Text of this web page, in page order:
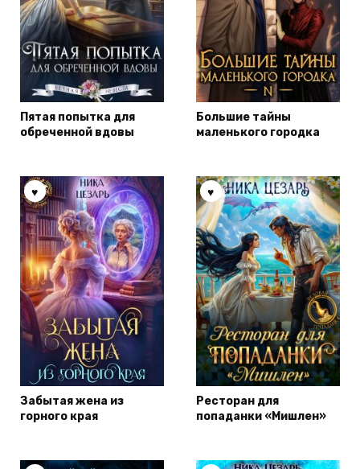
Пятая попытка для
обреченной вдовы
Большие тайны
маленького городка
Забытая жена из
горного края
Ресторан для
попаданки «Мишлен»